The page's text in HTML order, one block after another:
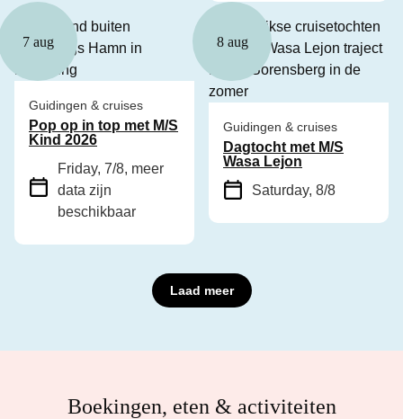
7 aug
Guidingen & cruises
Pop op in top met M/S
Kind 2026
Friday, 7/8, meer
data zijn
beschikbaar
8 aug
Guidingen & cruises
Dagtocht met M/S
Wasa Lejon
Saturday, 8/8
Laad meer
Boekingen, eten & activiteiten